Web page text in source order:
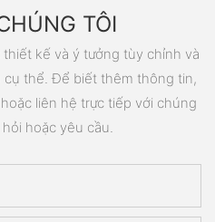
TÔI
kế và ý tưởng tùy chỉnh và
thể. Để biết thêm thông tin,
liên hệ trực tiếp với chúng
hoặc yêu cầu.